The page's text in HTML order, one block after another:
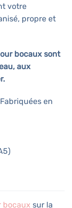
votre
propre et
bocaux sont
aux
en
bocaux sur la